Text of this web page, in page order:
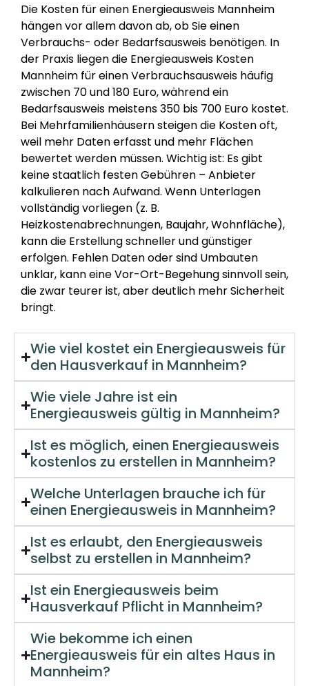
Die Kosten für einen Energieausweis Mannheim
hängen vor allem davon ab, ob Sie einen
Verbrauchs- oder Bedarfsausweis benötigen. In
der Praxis liegen die Energieausweis Kosten
Mannheim für einen Verbrauchsausweis häufig
zwischen 70 und 180 Euro, während ein
Bedarfsausweis meistens 350 bis 700 Euro kostet.
Bei Mehrfamilienhäusern steigen die Kosten oft,
weil mehr Daten erfasst und mehr Flächen
bewertet werden müssen. Wichtig ist: Es gibt
keine staatlich festen Gebühren – Anbieter
kalkulieren nach Aufwand. Wenn Unterlagen
vollständig vorliegen (z. B.
Heizkostenabrechnungen, Baujahr, Wohnfläche),
kann die Erstellung schneller und günstiger
erfolgen. Fehlen Daten oder sind Umbauten
unklar, kann eine Vor-Ort-Begehung sinnvoll sein,
die zwar teurer ist, aber deutlich mehr Sicherheit
bringt.
Wie viel kostet ein Energieausweis für
den Hausverkauf in Mannheim?
Wie viele Jahre ist ein
Energieausweis gültig in Mannheim?
Ist es möglich, einen Energieausweis
kostenlos zu erstellen in Mannheim?
Welche Unterlagen brauche ich für
einen Energieausweis in Mannheim?
Ist es erlaubt, den Energieausweis
selbst zu erstellen in Mannheim?
Ist ein Energieausweis beim
Hausverkauf Pflicht in Mannheim?
Wie bekomme ich einen
Energieausweis für ein altes Haus in
Mannheim?